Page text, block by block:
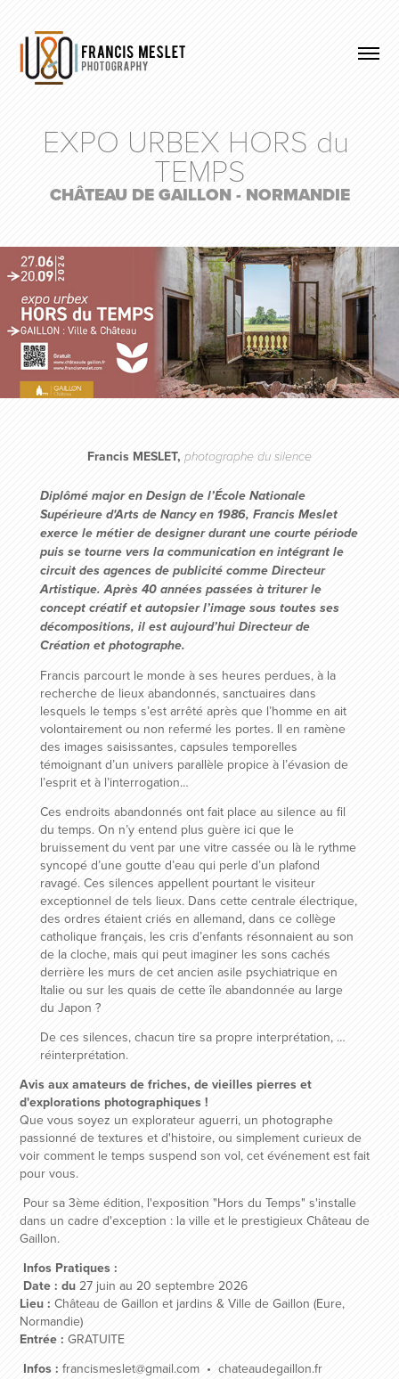
EXPO URBEX HORS du
TEMPS
CHÂTEAU DE GAILLON - NORMANDIE
Francis MESLET, photographe du silence
Diplômé major en Design de l’École Nationale
Supérieure d'Arts de Nancy en 1986, Francis Meslet
exerce le métier de designer durant une courte période
puis se tourne vers la communication en intégrant le
circuit des agences de publicité comme Directeur
Artistique. Après 40 années passées à triturer le
concept créatif et autopsier l’image sous toutes ses
décompositions, il est aujourd’hui Directeur de
Création et photographe.
Francis parcourt le monde à ses heures perdues, à la
recherche de lieux abandonnés, sanctuaires dans
lesquels le temps s’est arrêté après que l’homme en ait
volontairement ou non refermé les portes. Il en ramène
des images saisissantes, capsules temporelles
témoignant d’un univers parallèle propice à l’évasion de
l’esprit et à l’interrogation…
Ces endroits abandonnés ont fait place au silence au fil
du temps. On n’y entend plus guère ici que le
bruissement du vent par une vitre cassée ou là le rythme
syncopé d’une goutte d’eau qui perle d’un plafond
ravagé. Ces silences appellent pourtant le visiteur
exceptionnel de tels lieux. Dans cette centrale électrique,
des ordres étaient criés en allemand, dans ce collège
catholique français, les cris d’enfants résonnaient au son
de la cloche, mais qui peut imaginer les sons cachés
derrière les murs de cet ancien asile psychiatrique en
Italie ou sur les quais de cette île abandonnée au large
du Japon ?
De ces silences, chacun tire sa propre interprétation, …
réinterprétation.
Avis aux amateurs de friches, de vieilles pierres et
d'explorations photographiques !
Que vous soyez un explorateur aguerri, un photographe
passionné de textures et d'histoire, ou simplement curieux de
voir comment le temps suspend son vol, cet événement est fait
pour vous.
Pour sa 3ème édition, l'exposition "Hors du Temps" s'installe
dans un cadre d'exception : la ville et le prestigieux Château de
Gaillon.
Infos Pratiques :
Date : du27 juin au 20 septembre 2026
Lieu :Château de Gaillon et jardins & Ville de Gaillon (Eure,
Normandie)
Entrée :GRATUITE
Infos :francismeslet@gmail.com •chateaudegaillon.fr